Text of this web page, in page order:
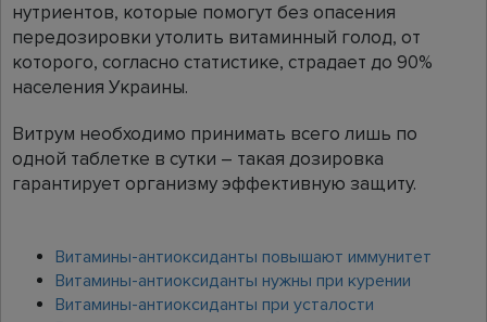
нутриентов, которые помогут без опасения
передозировки утолить витаминный голод, от
которого, согласно статистике, страдает до 90%
населения Украины.
Витрум необходимо принимать всего лишь по
одной таблетке в сутки – такая дозировка
гарантирует организму эффективную защиту.
Витамины-антиоксиданты повышают иммунитет
Витамины-антиоксиданты нужны при курении
Витамины-антиоксиданты при усталости